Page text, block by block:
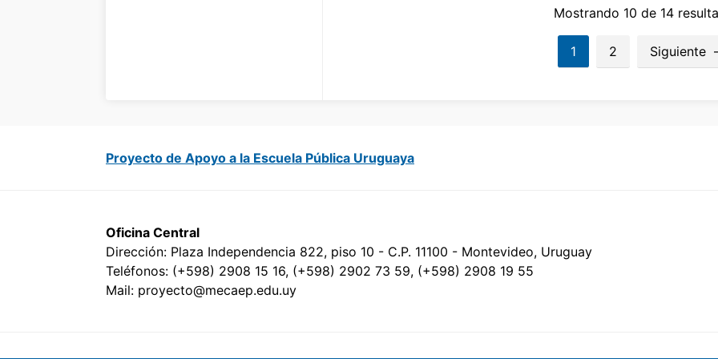
Mostrando 10 de 14
1 2 Siguiente
Proyecto de Apoyo a la Escuela Pública Uruguaya
Oficina Central
Dirección: Plaza Independencia 822, piso 10 - C.P. 11100 - Montevideo, Uruguay
Teléfonos: (+598) 2908 15 16, (+598) 2902 73 59, (+598) 2908 19 55
Mail: proyecto@mecaep.edu.uy